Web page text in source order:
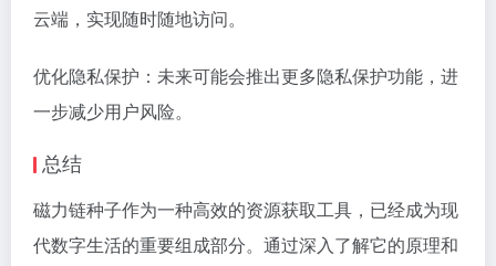
云端，实现随时随地访问。
优化隐私保护：未来可能会推出更多隐私保护功能，进
一步减少用户风险。
总结
磁力链种子作为一种高效的资源获取工具，已经成为现
代数字生活的重要组成部分。通过深入了解它的原理和